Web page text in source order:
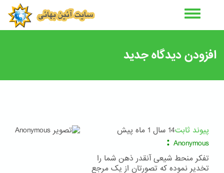
افزودن دیدگاه جدید
پیوند ثابت14 سال 1 ماه پیش
Anonymous
:
تفکر منحط شیعی آنقدر ذهن شما را
تخدیر نموده که تصورتان از یک مرجع